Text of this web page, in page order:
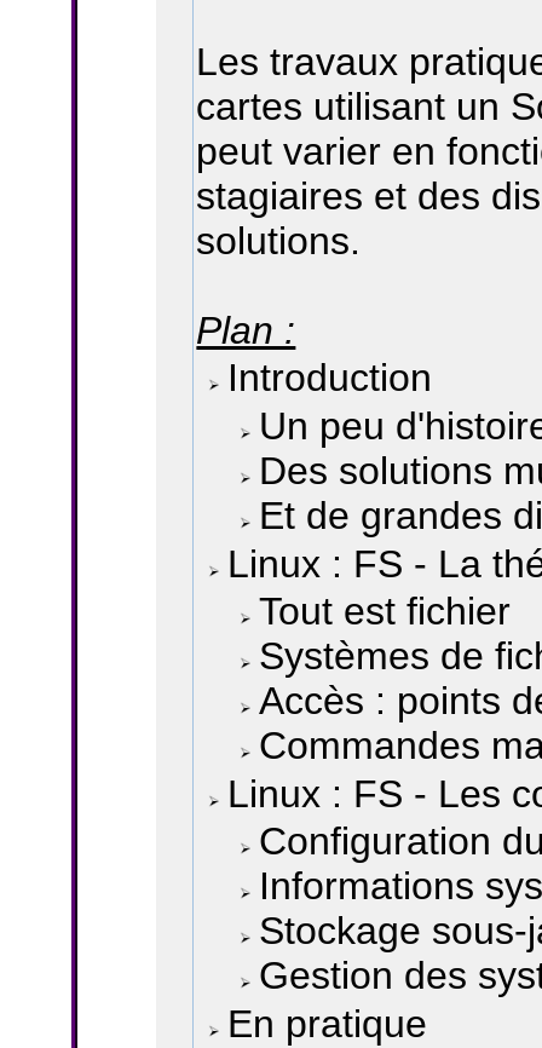
Les travaux
cartes utilisant un
peut varier en
stagiaires et des
solutions.
Plan :
Introduction
Un peu
Des solutions
Et de grandes
Linux : FS - La
Tout est fichier
Systèmes de
Accès : points
Commandes
Linux : FS - Les
Configuration
Informations
Stockage sous-
Gestion des
En pratique